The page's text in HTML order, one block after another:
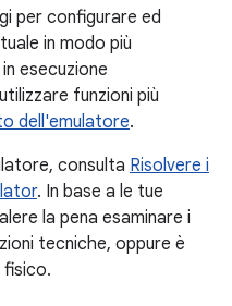
per configurare ed
in modo più
esecuzione
funzioni più
dell'emulatore.
consulta Risolvere i
. In base a le tue
la pena esaminare i
tecniche, oppure è
fisico.